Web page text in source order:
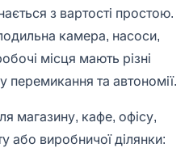
з вартості простою.
камера, насоси,
місця мають різні
перемикання та автономії.
магазину, кафе, офісу,
або виробничої ділянки: